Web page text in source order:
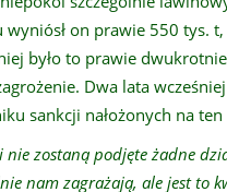
on prawie 550 tys.
było to prawie
Dwa lata
sankcji nałożonych na
nie zostanąpodjęteżadne
nam zagrażają, ale jest to